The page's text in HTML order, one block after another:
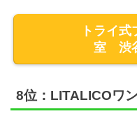
トライ
室 渋
8位：LITALICOワ